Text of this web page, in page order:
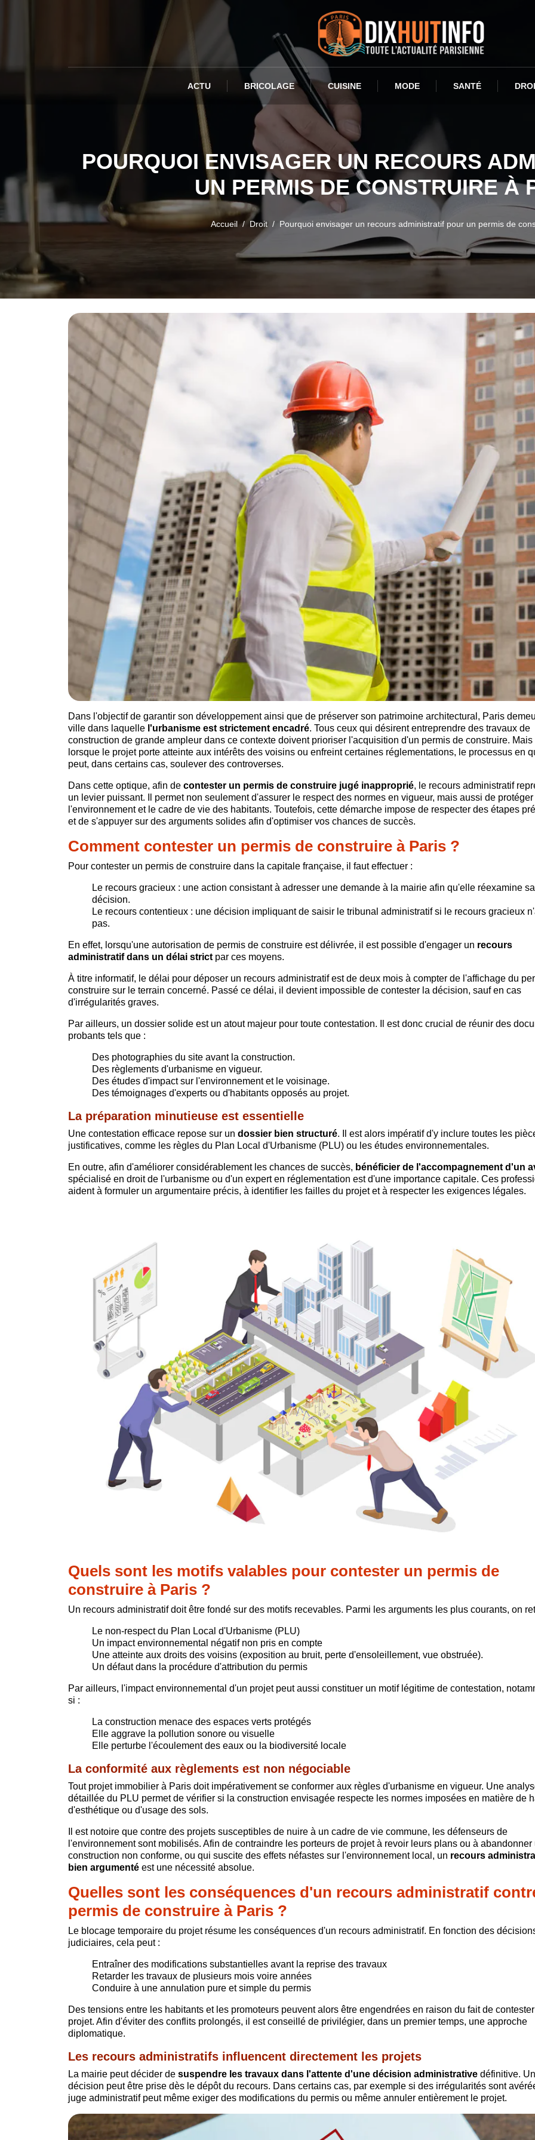
ACTU BRICOLAGE CUISINE MODE SANTÉ
POURQUOI ENVISAGER UN RECOURS
UN PERMIS DE CONSTRUIRE À
Accueil Droit Pourquoi envisager un recours administratif pour un permis de
Dans l'objectif de garantir son développement ainsi que de préserver son patrimoine architectural, Paris
ville dans laquelle l'urbanisme est strictement encadré. Tous ceux qui désirent entreprendre des travaux de
construction de grande ampleur dans ce contexte doivent prioriser l'acquisition d'un permis de construire. Mais
lorsque le projet porte atteinte aux intérêts des voisins ou enfreint certaines réglementations, le processus en
peut, dans certains cas, soulever des controverses.
Dans cette optique, afin de contester un permis de construire jugé inapproprié, le recours administratif
un levier puissant. Il permet non seulement d'assurer le respect des normes en vigueur, mais aussi de protéger
l'environnement et le cadre de vie des habitants. Toutefois, cette démarche impose de respecter des étapes
et de s'appuyer sur des arguments solides afin d'optimiser vos chances de succès.
Comment contester un permis de construire à Paris ?
Pour contester un permis de construire dans la capitale française, il faut effectuer :
Le recours gracieux : une action consistant à adresser une demande à la mairie afin qu'elle réexamine sa
décision.
Le recours contentieux : une décision impliquant de saisir le tribunal administratif si le recours gracieux
pas.
En effet, lorsqu'une autorisation de permis de construire est délivrée, il est possible d'engager un recours
administratif dans un délai strict par ces moyens.
À titre informatif, le délai pour déposer un recours administratif est de deux mois à compter de l'affichage du
construire sur le terrain concerné. Passé ce délai, il devient impossible de contester la décision, sauf en cas
d'irrégularités graves.
Par ailleurs, un dossier solide est un atout majeur pour toute contestation. Il est donc crucial de réunir des
probants tels que :
Des photographies du site avant la construction.
Des règlements d'urbanisme en vigueur.
Des études d'impact sur l'environnement et le voisinage.
Des témoignages d'experts ou d'habitants opposés au projet.
La préparation minutieuse est essentielle
Une contestation efficace repose sur un dossier bien structuré. Il est alors impératif d'y inclure toutes les
justificatives, comme les règles du Plan Local d'Urbanisme (PLU) ou les études environnementales.
En outre, afin d'améliorer considérablement les chances de succès, bénéficier de l'accompagnement d'un
spécialisé en droit de l'urbanisme ou d'un expert en réglementation est d'une importance capitale. Ces
aident à formuler un argumentaire précis, à identifier les failles du projet et à respecter les exigences légales.
Quels sont les motifs valables pour contester un permis de
construire à Paris ?
Un recours administratif doit être fondé sur des motifs recevables. Parmi les arguments les plus courants, on
Le non-respect du Plan Local d'Urbanisme (PLU)
Un impact environnemental négatif non pris en compte
Une atteinte aux droits des voisins (exposition au bruit, perte d'ensoleillement, vue obstruée).
Un défaut dans la procédure d'attribution du permis
Par ailleurs, l'impact environnemental d'un projet peut aussi constituer un motif légitime de contestation,
si :
La construction menace des espaces verts protégés
Elle aggrave la pollution sonore ou visuelle
Elle perturbe l'écoulement des eaux ou la biodiversité locale
La conformité aux règlements est non négociable
Tout projet immobilier à Paris doit impérativement se conformer aux règles d'urbanisme en vigueur. Une
détaillée du PLU permet de vérifier si la construction envisagée respecte les normes imposées en matière de
d'esthétique ou d'usage des sols.
Il est notoire que contre des projets susceptibles de nuire à un cadre de vie commune, les défenseurs de
l'environnement sont mobilisés. Afin de contraindre les porteurs de projet à revoir leurs plans ou à abandonner
construction non conforme, ou qui suscite des effets néfastes sur l'environnement local, un recours
bien argumenté est une nécessité absolue.
Quelles sont les conséquences d'un recours administratif
permis de construire à Paris ?
Le blocage temporaire du projet résume les conséquences d'un recours administratif. En fonction des
judiciaires, cela peut :
Entraîner des modifications substantielles avant la reprise des travaux
Retarder les travaux de plusieurs mois voire années
Conduire à une annulation pure et simple du permis
Des tensions entre les habitants et les promoteurs peuvent alors être engendrées en raison du fait de
projet. Afin d'éviter des conflits prolongés, il est conseillé de privilégier, dans un premier temps, une approche
diplomatique.
Les recours administratifs influencent directement les projets
La mairie peut décider de suspendre les travaux dans l'attente d'une décision administrative définitive.
décision peut être prise dès le dépôt du recours. Dans certains cas, par exemple si des irrégularités sont
juge administratif peut même exiger des modifications du permis ou même annuler entièrement le projet.